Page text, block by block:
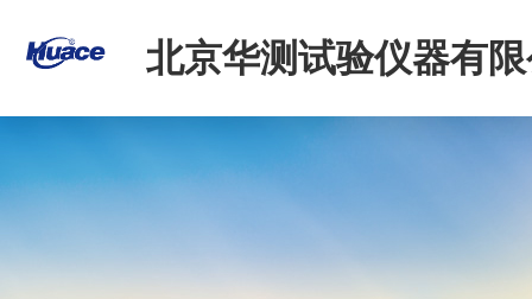
北京华测试验仪器有